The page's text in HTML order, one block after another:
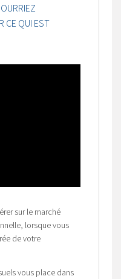
CE QUI EST
sur le marché
lorsque vous
de votre
vous place dans